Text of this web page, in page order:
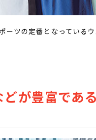
ツの定番となっているウ
が豊富であ